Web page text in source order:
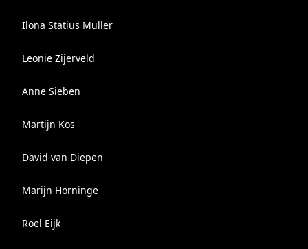
Ilona Statius Muller
Leonie Zijerveld
Anne Sieben
Martijn Kos
David van Diepen
Marijn Horninge
Roel Eijk